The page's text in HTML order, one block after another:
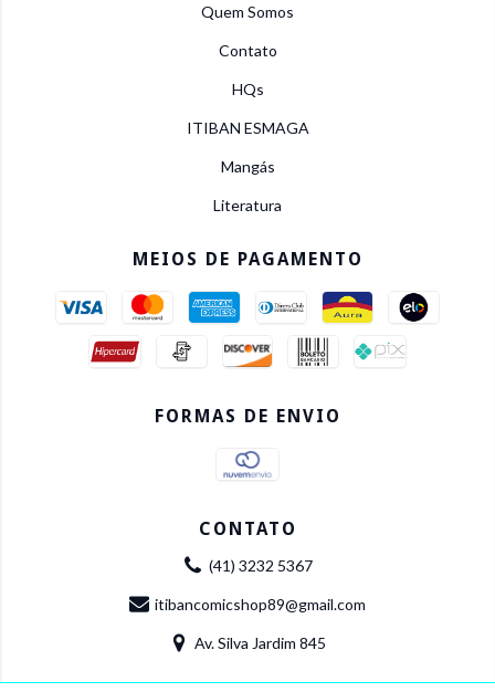
Quem Somos
Contato
HQs
ITIBAN ESMAGA
Mangás
Literatura
MEIOS DE PAGAMENTO
FORMAS DE ENVIO
CONTATO
(41) 3232 5367
itibancomicshop89@gmail.com
Av. Silva Jardim 845